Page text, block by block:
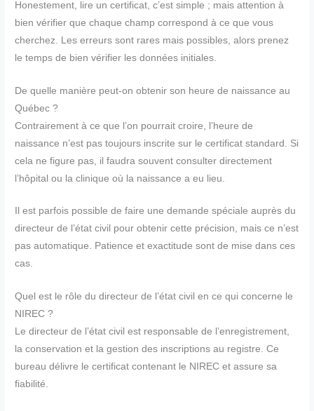
Honestement, lire un certificat, c’est simple ; mais attention à
bien vérifier que chaque champ correspond à ce que vous
cherchez. Les erreurs sont rares mais possibles, alors prenez
le temps de bien vérifier les données initiales.
De quelle manière peut-on obtenir son heure de naissance au
Québec ?
Contrairement à ce que l’on pourrait croire, l’heure de
naissance n’est pas toujours inscrite sur le certificat standard. Si
cela ne figure pas, il faudra souvent consulter directement
l’hôpital ou la clinique où la naissance a eu lieu.
Il est parfois possible de faire une demande spéciale auprès du
directeur de l’état civil pour obtenir cette précision, mais ce n’est
pas automatique. Patience et exactitude sont de mise dans ces
cas.
Quel est le rôle du directeur de l’état civil en ce qui concerne le
NIREC ?
Le directeur de l’état civil est responsable de l’enregistrement,
la conservation et la gestion des inscriptions au registre. Ce
bureau délivre le certificat contenant le NIREC et assure sa
fiabilité.